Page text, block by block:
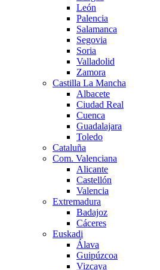
León
Palencia
Salamanca
Segovia
Soria
Valladolid
Zamora
Castilla La Mancha
Albacete
Ciudad Real
Cuenca
Guadalajara
Toledo
Cataluña
Com. Valenciana
Alicante
Castellón
Valencia
Extremadura
Badajoz
Cáceres
Euskadi
Álava
Guipúzcoa
Vizcaya